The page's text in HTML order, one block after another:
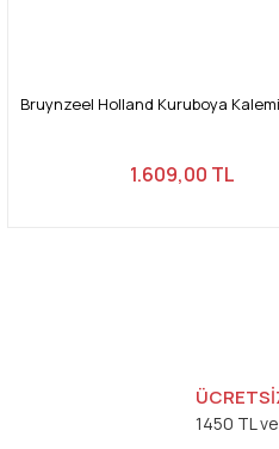
Bruynzeel Holland Kuruboya
1.609,00 TL
1450 TL